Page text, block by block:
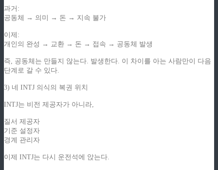
과거:
공동체 → 의미 → 돈 → 지속 불가
이제:
개인의 완성 → 교환 → 돈 → 접속 → 공동체 발생
즉, 공동체는 만들지 않는다. 발생한다. 이 차이를 아는 사람만이 다음
단계로 갈 수 있다.
3) 네 INTJ 의식의 복권 위치
INTJ는 비전 제공자가 아니라,
질서 제공자
기준 설정자
경계 관리자
이제 INTJ는 다시 운전석에 앉는다.